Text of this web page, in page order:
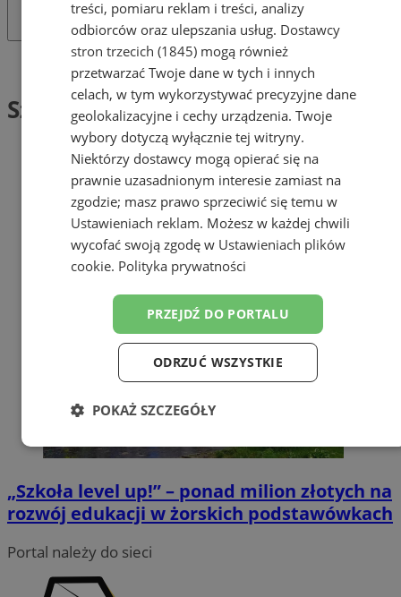
Tag: Szkoła level up
Szkoła level up (1)
„Szkoła level up!” – ponad milion złotych na
rozwój edukacji w żorskich podstawówkach
Portal należy do sieci
treści, pomiaru reklam i treści, analizy
odbiorców oraz ulepszania usług. Dostawcy
stron trzecich (1845) mogą również
przetwarzać Twoje dane w tych i innych
celach, w tym wykorzystywać precyzyjne dane
geolokalizacyjne i cechy urządzenia. Twoje
wybory dotyczą wyłącznie tej witryny.
Niektórzy dostawcy mogą opierać się na
prawnie uzasadnionym interesie zamiast na
zgodzie; masz prawo sprzeciwić się temu w
Ustawieniach reklam. Możesz w każdej chwili
wycofać swoją zgodę w Ustawieniach plików
cookie. Polityka prywatności
PRZEJDŹ DO PORTALU
ODRZUĆ WSZYSTKIE
POKAŻ SZCZEGÓŁY
Niezbędne Wydajność Targetowanie
Funkcjonalność Niesklasyfikowane